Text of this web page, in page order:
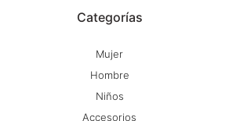
Categorías
Mujer
Hombre
Niños
Accesorios